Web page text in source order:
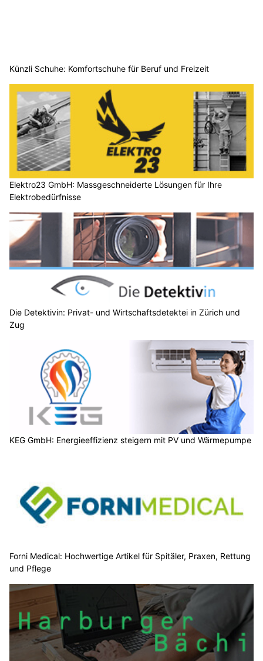
Künzli Schuhe: Komfortschuhe für Beruf und Freizeit
Elektro23 GmbH: Massgeschneiderte Lösungen für Ihre
Elektrobedürfnisse
Die Detektivin: Privat- und Wirtschaftsdetektei in Zürich und
Zug
KEG GmbH: Energieeffizienz steigern mit PV und Wärmepumpe
Forni Medical: Hochwertige Artikel für Spitäler, Praxen, Rettung
und Pflege